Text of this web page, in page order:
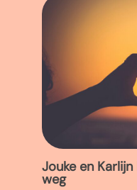
Jouke en
weg